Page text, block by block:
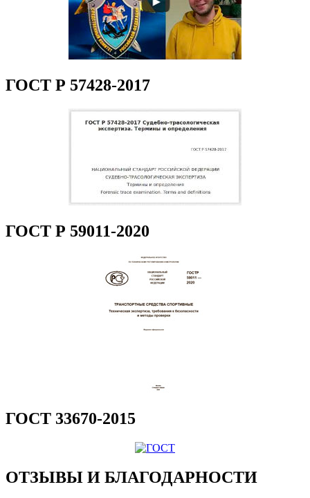
ГОСТ Р 57428-2017
ГОСТ Р 59011-2020
ГОСТ 33670-2015
ОТЗЫВЫ И БЛАГОДАРНОСТИ